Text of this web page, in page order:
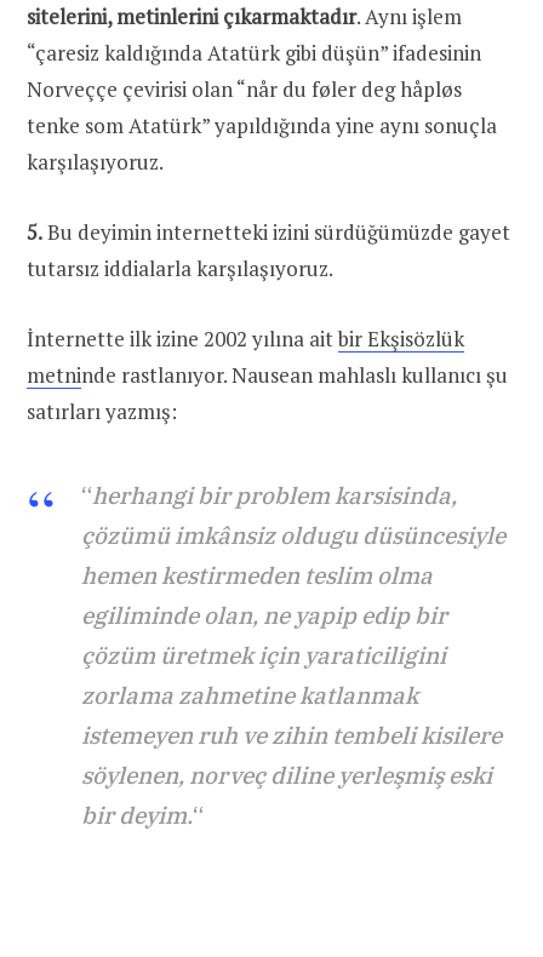
sitelerini, metinlerini çıkarmaktadır. Aynı işlem
“çaresiz kaldığında Atatürk gibi düşün” ifadesinin
Norveççe çevirisi olan “når du føler deg håpløs
tenke som Atatürk” yapıldığında yine aynı sonuçla
karşılaşıyoruz.
5.Bu deyimin internetteki izini sürdüğümüzde gayet
tutarsız iddialarla karşılaşıyoruz.
İnternette ilk izine 2002 yılına aitbir Ekşisözlük
metninde rastlanıyor. Nausean mahlaslı kullanıcı şu
satırları yazmış:
“herhangi bir problem karsisinda,
çözümü imkânsiz oldugu düsüncesiyle
hemen kestirmeden teslim olma
egiliminde olan, ne yapip edip bir
çözüm üretmek için yaraticiligini
zorlama zahmetine katlanmak
istemeyen ruh ve zihin tembeli kisilere
söylenen, norveç diline yerleşmiş eski
bir deyim.“